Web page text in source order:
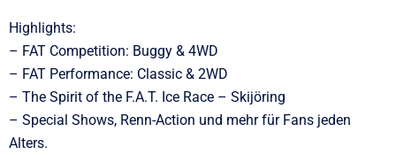
Highlights:
– FAT Competition: Buggy & 4WD
– FAT Performance: Classic & 2WD
– The Spirit of the F.A.T. Ice Race – Skijöring
– Special Shows, Renn-Action und mehr für Fans jeden
Alters.